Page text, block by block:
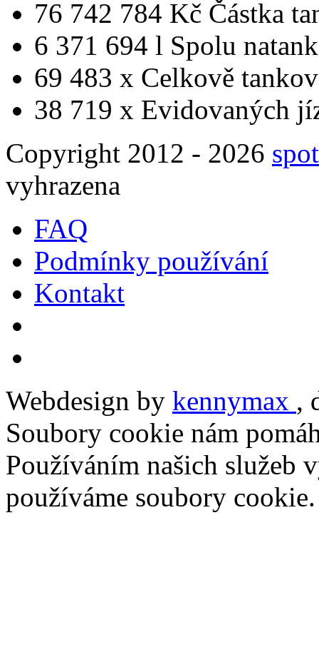
76 742 784 Kč Částka
6 371 694 l Spolu
69 483 x Celkově
38 719 x Evidovaných
Copyright 2012 - 2026
vyhrazena
FAQ
Podmínky používání
Kontakt
Webdesign by kennymax ,
Soubory cookie nám
Používáním našich služeb
používáme soubory